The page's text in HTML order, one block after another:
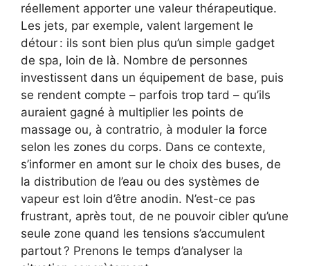
réellement apporter une valeur thérapeutique.
Les jets, par exemple, valent largement le
détour : ils sont bien plus qu’un simple gadget
de spa, loin de là. Nombre de personnes
investissent dans un équipement de base, puis
se rendent compte – parfois trop tard – qu’ils
auraient gagné à multiplier les points de
massage ou, à contratrio, à moduler la force
selon les zones du corps. Dans ce contexte,
s’informer en amont sur le choix des buses, de
la distribution de l’eau ou des systèmes de
vapeur est loin d’être anodin. N’est-ce pas
frustrant, après tout, de ne pouvoir cibler qu’une
seule zone quand les tensions s’accumulent
partout ? Prenons le temps d’analyser la